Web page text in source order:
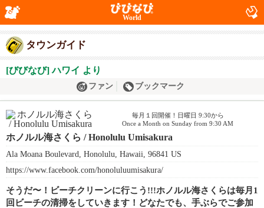
World
タウンガイド
[びびなび] ハワイ より
ファン ブックマーク
毎月１回開催！日曜日 9:30から
Once a Month on Sunday from 9:30 AM
ホノルル海さくら / Honolulu Umisakura
Ala Moana Boulevard, Honolulu, Hawaii, 96841 US
https://www.facebook.com/honoluluumisakura/
そうだ〜！ビーチクリーンに行こう!!!ホノルル海さくらは毎月1
回ビーチの清掃をしていきます！どなたでも、手ぶらでご参加